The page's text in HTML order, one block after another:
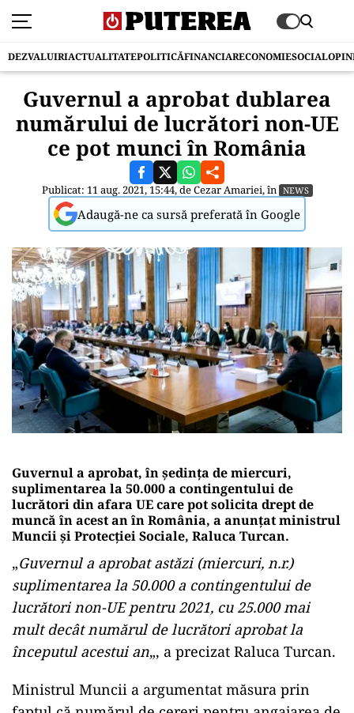
DEZVALUIRIACTUALITATEPOLITICĂFINANCIARECONOMIESOCIAL
Guvernul a aprobat dublarea
numărului de lucrători non-UE
ce pot munci în România
Publicat: 11 aug. 2021, 15:44, deCezar Amariei, în NEWS
Adaugă-ne ca sursă preferată în Google
Guvernul a aprobat, în şedinţa de miercuri,
suplimentarea la 50.000 a contingentului de
lucrători din afara UE care pot solicita drept de
muncă în acest an în România, a anunţat ministrul
Muncii şi Protecţiei Sociale, Raluca Turcan.
„Guvernul a aprobat astăzi (miercuri, n.r.)
suplimentarea la 50.000 a contingentului de
lucrători non-UE pentru 2021, cu 25.000 mai
mult decât numărul de lucrători aprobat la
începutul acestui an„, a precizat Raluca Turcan.
Ministrul Muncii a argumentat măsura prin